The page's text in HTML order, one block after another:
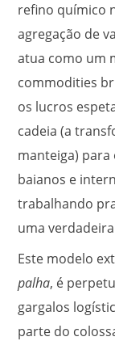
refino químico
agregação de
atua como um
commodities
os lucros
cadeia (a
manteiga)
baianos e
trabalhando
uma
Este modelo
palha, é
gargalos
parte do